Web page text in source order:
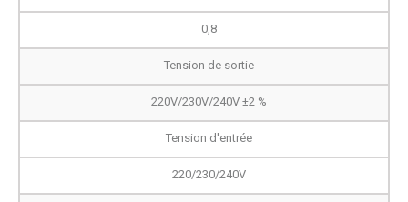
0,8
Tension de sortie
220V/230V/240V ±2 %
Tension d'entrée
220/230/240V